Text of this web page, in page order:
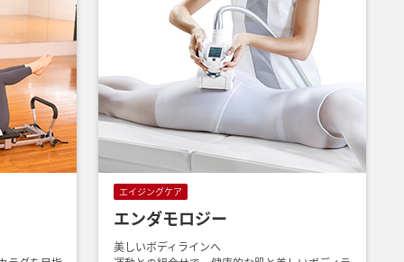
エイジングケア
エンダモロジー
美しいボディラインへ